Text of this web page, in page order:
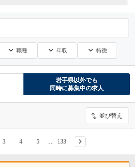
職種 年収 特徴
岩手県以外でも
同時に募集中の求人
並び替え
3 4 5 133